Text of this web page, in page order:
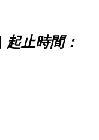
起止時間：